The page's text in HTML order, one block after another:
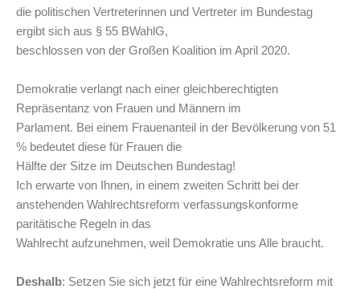
die politischen Vertreterinnen und Vertreter im Bundestag
ergibt sich aus § 55 BWahlG,
beschlossen von der Großen Koalition im April 2020.
Demokratie verlangt nach einer gleichberechtigten
Repräsentanz von Frauen und Männern im
Parlament. Bei einem Frauenanteil in der Bevölkerung von 51
% bedeutet diese für Frauen die
Hälfte der Sitze im Deutschen Bundestag!
Ich erwarte von Ihnen, in einem zweiten Schritt bei der
anstehenden Wahlrechtsreform verfassungskonforme
paritätische Regeln in das
Wahlrecht aufzunehmen, weil Demokratie uns Alle braucht.
Deshalb: Setzen Sie sich jetzt für eine Wahlrechtsreform mit